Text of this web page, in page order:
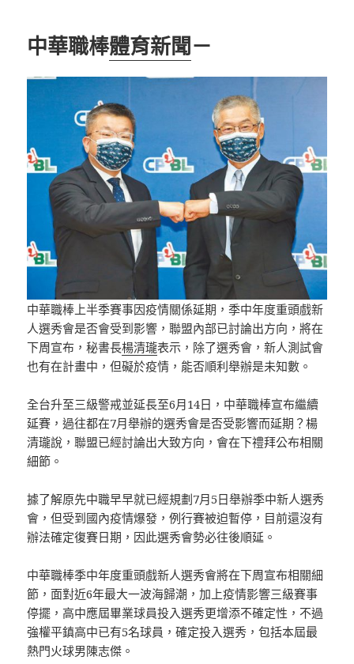
中華職棒體育新聞－
中華職棒上半季賽事因疫情關係延期，季中年度重頭戲新
人選秀會是否會受到影響，聯盟內部已討論出方向，將在
下周宣布，秘書長楊清瓏表示，除了選秀會，新人測試會
也有在計畫中，但礙於疫情，能否順利舉辦是未知數。
全台升至三級警戒並延長至6月14日，中華職棒宣布繼續
延賽，過往都在7月舉辦的選秀會是否受影響而延期？楊
清瓏說，聯盟已經討論出大致方向，會在下禮拜公布相關
細節。
據了解原先中職早早就已經規劃7月5日舉辦季中新人選秀
會，但受到國內疫情爆發，例行賽被迫暫停，目前還沒有
辦法確定復賽日期，因此選秀會勢必往後順延。
中華職棒季中年度重頭戲新人選秀會將在下周宣布相關細
節，面對近6年最大一波海歸潮，加上疫情影響三級賽事
停擺，高中應屆畢業球員投入選秀更增添不確定性，不過
強權平鎮高中已有5名球員，確定投入選秀，包括本屆最
熱門火球男陳志傑。